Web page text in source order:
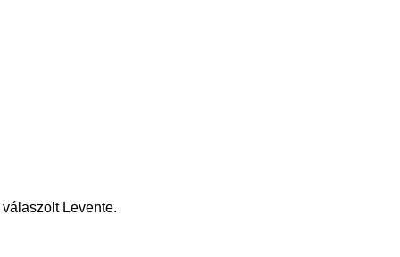
Levente.